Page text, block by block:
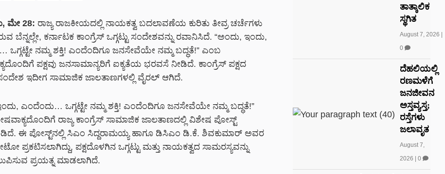
ಮೇ 28: ರಾಜ್ಯ ರಾಜಕೀಯದಲ್ಲಿ ನಾಯಕತ್ವ ಬದಲಾವಣೆಯ ಕುರಿತು ತೀವ್ರ ಚರ್ಚೆಗಳು
ಬೆನ್ನಲ್ಲೇ, ಕರ್ನಾಟಕ ಕಾಂಗ್ರೆಸ್ ಒಗ್ಗಟ್ಟು ಸಂದೇಶವನ್ನುರವಾನಿಸಿದೆ. “ಅಂದು, ಇಂದು,
ಒಗ್ಗಟ್ಟೇ ನಮ್ಮ ಶಕ್ತಿ! ಎಂದೆಂದಿಗೂ ಜನಸೇವೆಯೇ ನಮ್ಮ ಬದ್ಧತೆ!”ಎಂಬ
ಪಕ್ಷವು ಜನಸಾಮಾನ್ಯರಿಗೆ ಐಕ್ಯತೆಯ ಭರವಸೆ ನೀಡಿದೆ. ಕಾಂಗ್ರೆಸ್ ಪಕ್ಷದ
ಇದೀಗ ಸಾಮಾಜಿಕ ಜಾಲತಾಣಗಳಲ್ಲಿ ವೈರಲ್ ಆಗಿದೆ.
ಎಂದೆಂದು… ಒಗ್ಗಟ್ಟೇ ನಮ್ಮ ಶಕ್ತಿ! ಎಂದೆಂದಿಗೂ ಜನಸೇವೆಯೇ ನಮ್ಮ ಬದ್ಧತೆ!”
ರಾಜ್ಯ ಕಾಂಗ್ರೆಸ್ ಸಾಮಾಜಿಕ ಜಾಲತಾಣದಲ್ಲಿ ವಿಶೇಷ ಪೋಸ್ಟ್
ಈ ಪೋಸ್ಟ್‌ನಲ್ಲಿ ಸಿಎಂ ಸಿದ್ದರಾಮಯ್ಯ ಹಾಗೂ ಡಿಸಿಎಂ ಡಿ.ಕೆ. ಶಿವಕುಮಾರ್ ಅವರ
ಪ್ರಕಟಿಸಲಾಗಿದ್ದು, ಪಕ್ಷದೊಳಗಿನ ಒಗ್ಗಟ್ಟು ಮತ್ತು ನಾಯಕತ್ವದ ಸಾಮರಸ್ಯವನ್ನು
ಪ್ರಯತ್ನ ಮಾಡಲಾಗಿದೆ.
ತಾತ್ಕಾಲಿಕ
ಸ್ಥಗಿತ
August 7, 2026
0
ದೆಹಲಿಯಲ್ಲಿ
ರಣಮಳೆಗೆ
ಜನಜೀವನ
ಅಸ್ತವ್ಯಸ್ತ;
ರಸ್ತೆಗಳು
ಜಲಾವೃತ
August 7,
2026
0